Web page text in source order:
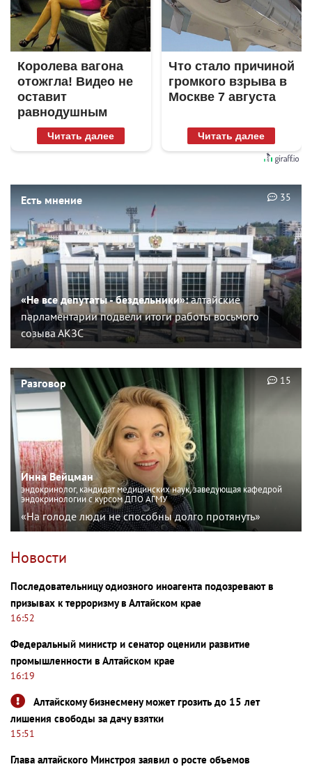
Королева вагона
отожгла! Видео не
оставит
равнодушным
Читать далее
Что стало причиной
громкого взрыва в
Москве 7 августа
Читать далее
Есть мнение
«Не все депутаты - бездельники»:алтайские
парламентарии подвели итоги работы восьмого
созыва АКЗС
35
Разговор
Инна Вейцман
эндокринолог, кандидат медицинских наук, заведующая кафедрой
эндокринологии с курсом ДПО АГМУ
«На голоде люди не способны долго протянуть»
15
Новости
Последовательницу одиозного иноагента подозревают в
призывах к терроризму в Алтайском крае
16:52
Федеральный министр и сенатор оценили развитие
промышленности в Алтайском крае
16:19
Алтайскому бизнесмену может грозить до 15 лет
лишения свободы за дачу взятки
15:51
Глава алтайского Минстроя заявил о росте объемов